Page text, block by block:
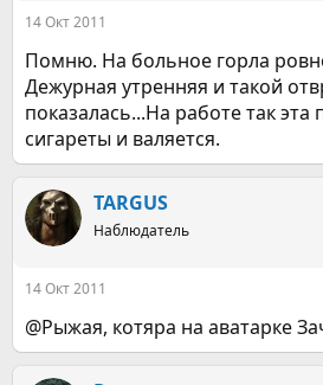
14 Окт 2011
Помню. На больное горла
Дежурная утренняя и такой
показалась...На работе так эта
сигареты и валяется.
TARGUS
Наблюдатель
14 Окт 2011
@Рыжая, котяра на аватарке